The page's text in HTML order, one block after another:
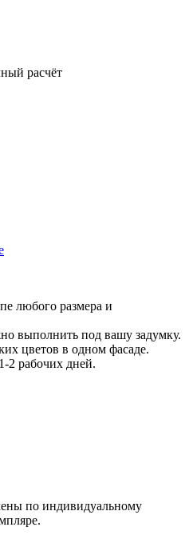
расчёт
любого размера и
выполнить под вашу задумку.
цветов в одном фасаде.
2 рабочих дней.
по индивидуальному